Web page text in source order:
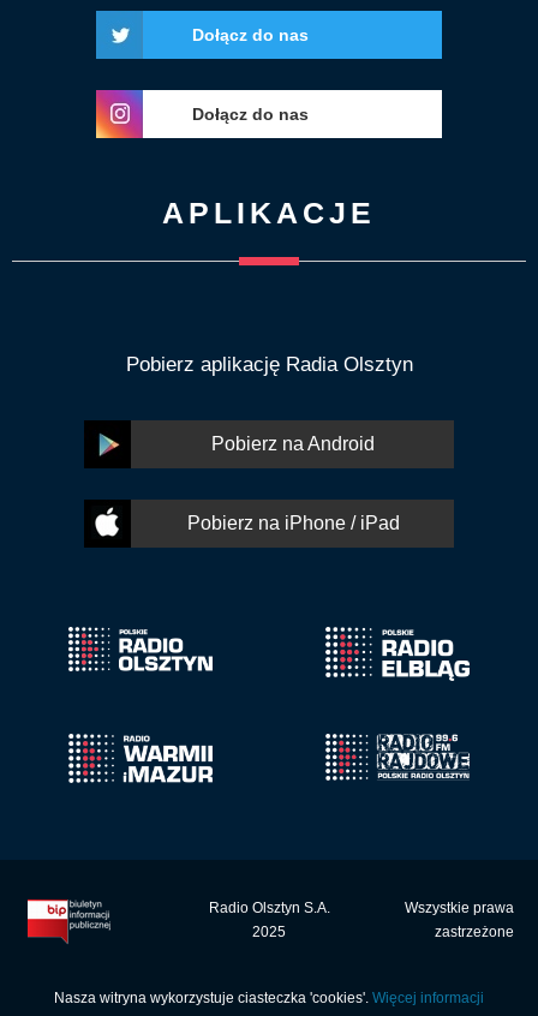
Dołącz do nas
Dołącz do nas
APLIKACJE
Pobierz aplikację Radia Olsztyn
Pobierz na Android
Pobierz na iPhone / iPad
Radio Olsztyn S.A.
2025
Wszystkie prawa
zastrzeżone
Nasza witryna wykorzystuje ciasteczka 'cookies'. Więcej informacji